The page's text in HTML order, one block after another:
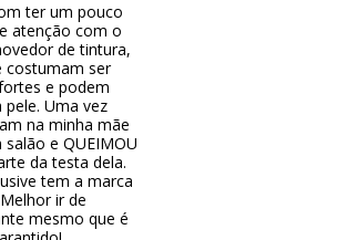
ter um pouco
atenção com o
de tintura,
costumam ser
e podem
pele. Uma vez
na minha mãe
e QUEIMOU
da testa dela.
tem a marca
ir de
mesmo que é